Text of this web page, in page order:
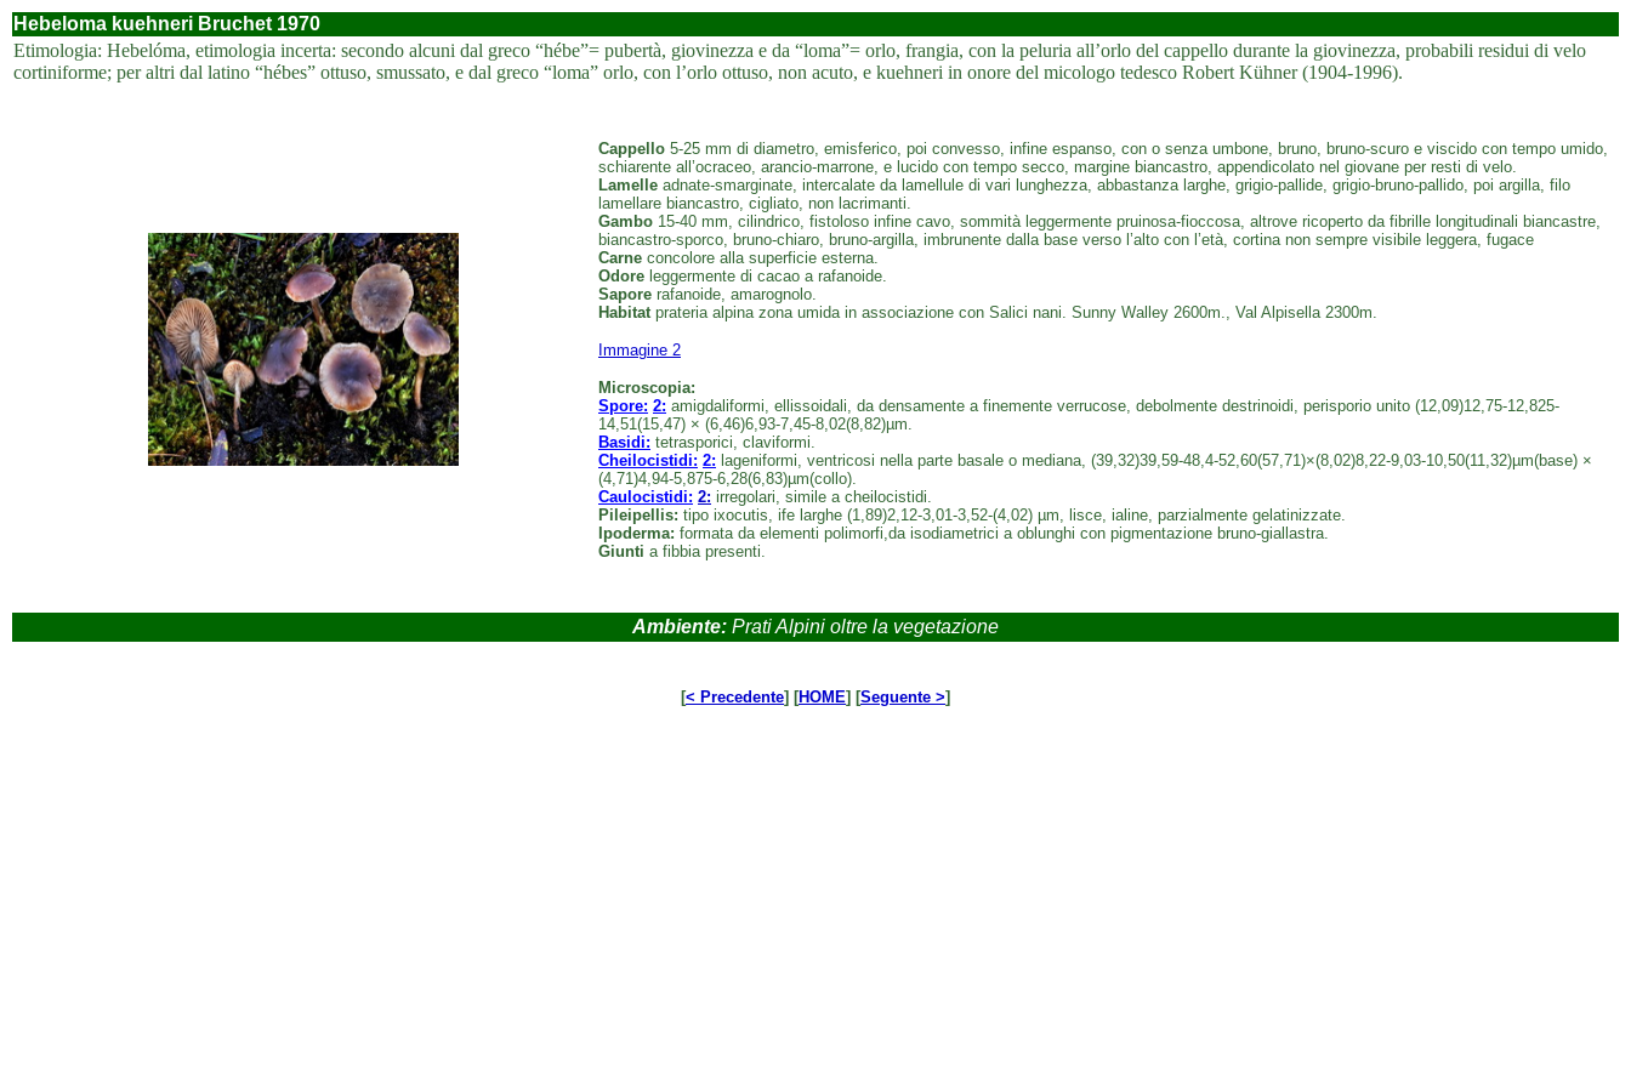
Hebeloma kuehneri Bruchet 1970
Etimologia: Hebelóma, etimologia incerta: secondo alcuni dal greco “hébe”= pubertà, giovinezza e da “loma”= orlo, frangia, con la peluria all’orlo del cappello durante la giovinezza, probabili residui di velo
cortiniforme; per altri dal latino “hébes” ottuso, smussato, e dal greco “loma” orlo, con l’orlo ottuso, non acuto, e kuehneri in onore del micologo tedesco Robert Kühner (1904-1996).
Cappello 5-25 mm di diametro, emisferico, poi convesso, infine espanso, con o senza umbone, bruno, bruno-scuro e viscido con tempo umido,
schiarente all’ocraceo, arancio-marrone, e lucido con tempo secco, margine biancastro, appendicolato nel giovane per resti di velo.
Lamelle adnate-smarginate, intercalate da lamellule di vari lunghezza, abbastanza larghe, grigio-pallide, grigio-bruno-pallido, poi argilla, filo
lamellare biancastro, cigliato, non lacrimanti.
Gambo 15-40 mm, cilindrico, fistoloso infine cavo, sommità leggermente pruinosa-fioccosa, altrove ricoperto da fibrille longitudinali biancastre,
biancastro-sporco, bruno-chiaro, bruno-argilla, imbrunente dalla base verso l’alto con l’età, cortina non sempre visibile leggera, fugace
Carne concolore alla superficie esterna.
Odore leggermente di cacao a rafanoide.
Sapore rafanoide, amarognolo.
Habitatprateria alpina zona umida in associazione con Salici nani. Sunny Walley 2600m., Val Alpisella 2300m.
Immagine 2
Microscopia:
Spore: 2: amigdaliformi, ellissoidali, da densamente a finemente verrucose, debolmente destrinoidi, perisporio unito (12,09)12,75-12,825-
14,51(15,47) × (6,46)6,93-7,45-8,02(8,82)µm.
Basidi: tetrasporici, claviformi.
Cheilocistidi: 2: lageniformi, ventricosi nella parte basale o mediana, (39,32)39,59-48,4-52,60(57,71)×(8,02)8,22-9,03-10,50(11,32)µm(base) ×
(4,71)4,94-5,875-6,28(6,83)µm(collo).
Caulocistidi: 2: irregolari, simile a cheilocistidi.
Pileipellis: tipo ixocutis, ife larghe (1,89)2,12-3,01-3,52-(4,02) µm, lisce, ialine, parzialmente gelatinizzate.
Ipoderma: formata da elementi polimorfi,da isodiametrici a oblunghi con pigmentazione bruno-giallastra.
Giunti a fibbia presenti.
Ambiente: Prati Alpini oltre la vegetazione
[< Precedente] [HOME] [Seguente >]